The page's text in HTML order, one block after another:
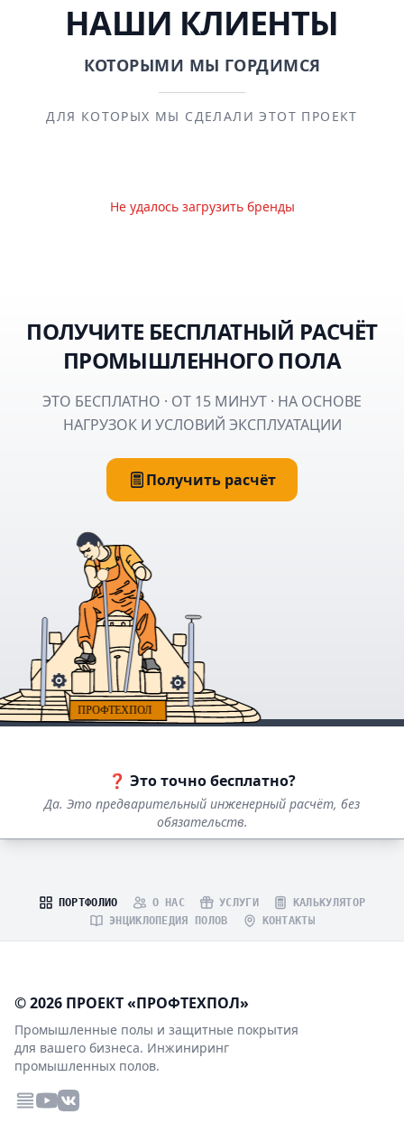
НАШИ КЛИЕНТЫ
КОТОРЫМИ МЫ ГОРДИМСЯ
ДЛЯ КОТОРЫХ МЫ СДЕЛАЛИ ЭТОТ ПРОЕКТ
Не удалось загрузить бренды
ПОЛУЧИТЕ БЕСПЛАТНЫЙ РАСЧЁТ
ПРОМЫШЛЕННОГО ПОЛА
ЭТО БЕСПЛАТНО · ОТ 15 МИНУТ · НА ОСНОВЕ
НАГРУЗОК И УСЛОВИЙ ЭКСПЛУАТАЦИИ
Получить расчёт
❓ Это точно бесплатно?
Да. Это предварительный инженерный расчёт, без
обязательств.
ПОРТФОЛИО О НАС УСЛУГИ
КАЛЬКУЛЯТОР
ЭНЦИКЛОПЕДИЯ ПОЛОВ
КОНТАКТЫ
© 2026 ПРОЕКТ «ПРОФТЕХПОЛ»
Промышленные полы и защитные покрытия
для вашего бизнеса. Инжиниринг
промышленных полов.